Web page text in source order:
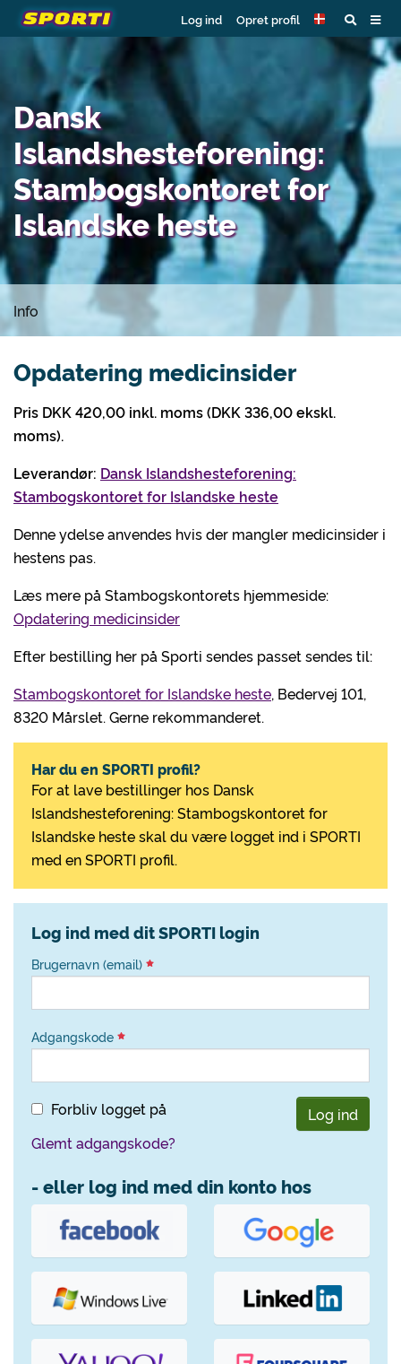
Log ind Opret profil
Dansk
Islandshesteforening:
Stambogskontoret for
Islandske heste
Info
Opdatering medicinsider
Pris DKK 420,00 inkl. moms (DKK 336,00 ekskl.
moms).
Leverandør: Dansk Islandshesteforening:
Stambogskontoret for Islandske heste
Denne ydelse anvendes hvis der mangler medicinsider i
hestens pas.
Læs mere på Stambogskontorets hjemmeside:
Opdatering medicinsider
Efter bestilling her på Sporti sendes passet sendes til:
Stambogskontoret for Islandske heste, Bedervej 101,
8320 Mårslet. Gerne rekommanderet.
Har du en SPORTI profil?
For at lave bestillinger hos Dansk
Islandshesteforening: Stambogskontoret for
Islandske heste skal du være logget ind i SPORTI
med en SPORTI profil.
Log ind med dit SPORTI login
Brugernavn (email)
Adgangskode
Forbliv logget på
Log ind
Glemt adgangskode?
- eller log ind med din konto hos